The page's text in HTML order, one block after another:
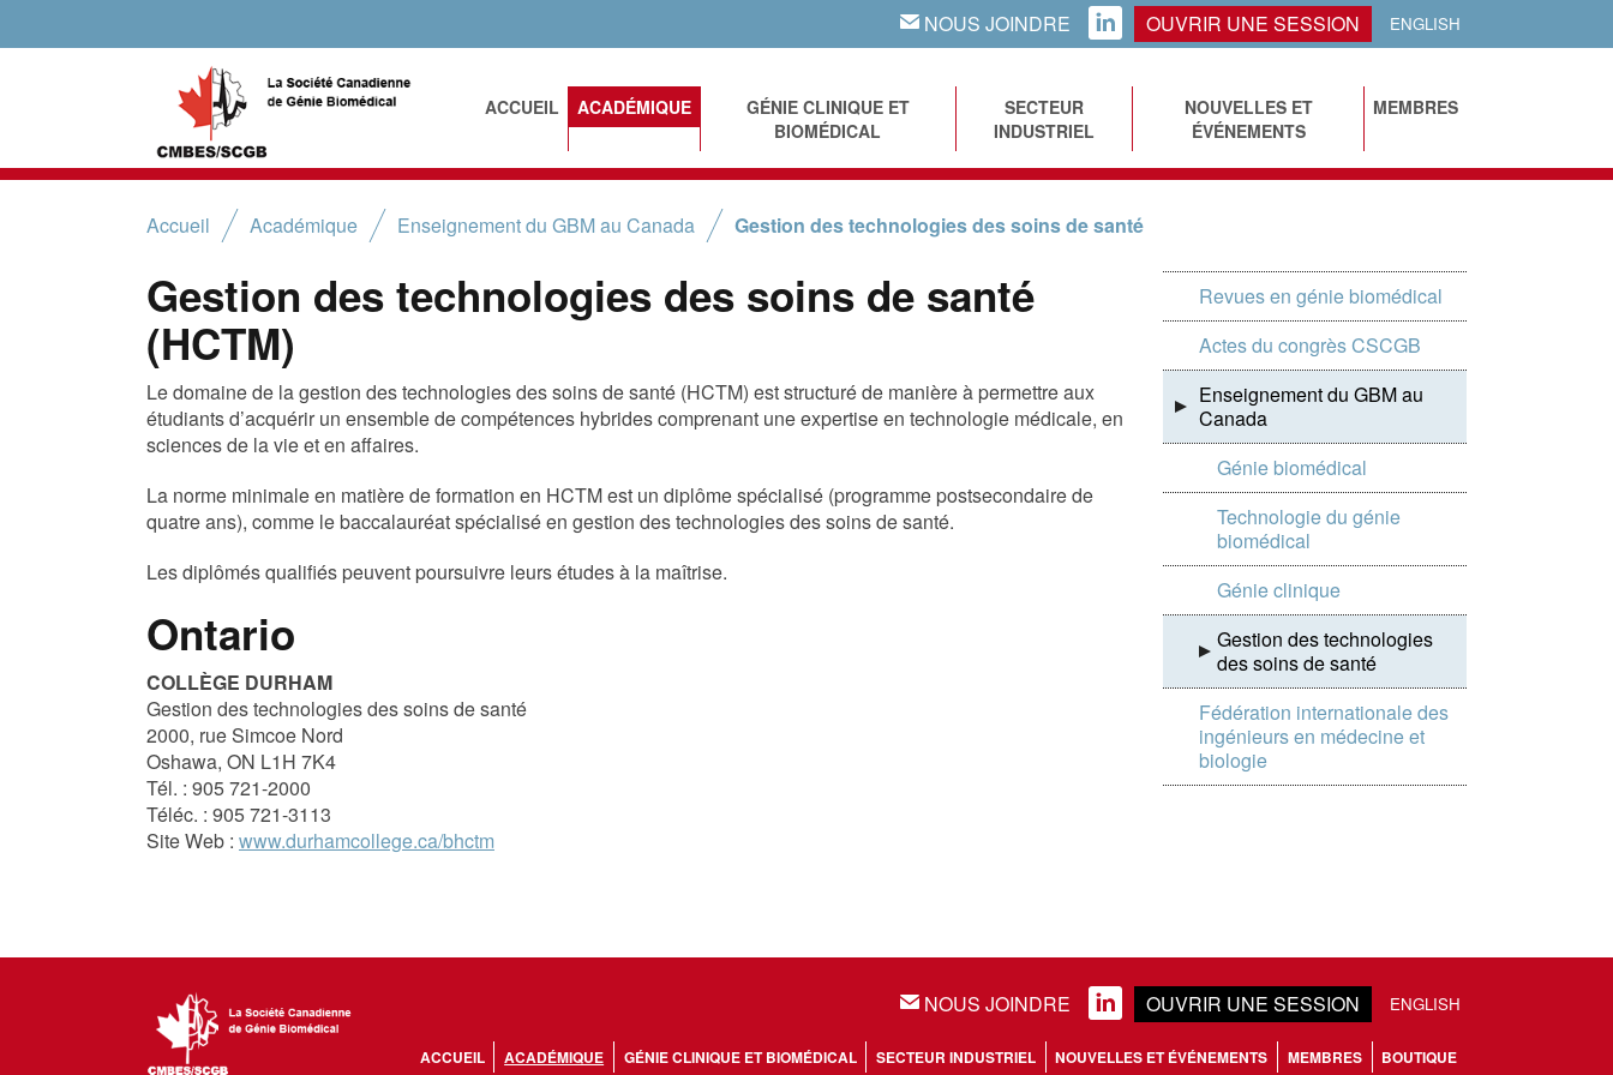
EMAIL NOUS JOINDRE LINKEDIN OUVRIR UNE SESSION ENGLISH
ACCUEIL ACADÉMIQUE
GÉNIE CLINIQUE ET
BIOMÉDICAL
SECTEUR
INDUSTRIEL
NOUVELLES ET
ÉVÉNEMENTS
MEMBRES
Accueil Académique Enseignement du GBM au Canada Gestion des technologies des soins de santé
Gestion des technologies des soins de santé
(HCTM)
Le domaine de la gestion des technologies des soins de santé (HCTM) est structuré de manière à permettre aux
étudiants d’acquérir un ensemble de compétences hybrides comprenant une expertise en technologie médicale, en
sciences de la vie et en affaires.
La norme minimale en matière de formation en HCTM est un diplôme spécialisé (programme postsecondaire de
quatre ans), comme le baccalauréat spécialisé en gestion des technologies des soins de santé.
Les diplômés qualifiés peuvent poursuivre leurs études à la maîtrise.
Ontario
COLLÈGE DURHAM
Gestion des technologies des soins de santé
2000, rue Simcoe Nord
Oshawa, ON L1H 7K4
Tél. : 905 721-2000
Téléc. : 905 721-3113
Site Web : www.durhamcollege.ca/bhctm
Revues en génie biomédical
Actes du congrès CSCGB
Enseignement du GBM au
Canada
Génie biomédical
Technologie du génie
biomédical
Génie clinique
Gestion des technologies
des soins de santé
Fédération internationale des
ingénieurs en médecine et
biologie
EMAIL NOUS JOINDRE LINKEDIN OUVRIR UNE SESSION ENGLISH
ACCUEIL ACADÉMIQUE GÉNIE CLINIQUE ET BIOMÉDICAL SECTEUR INDUSTRIEL NOUVELLES ET ÉVÉNEMENTS MEMBRES BOUTIQUE